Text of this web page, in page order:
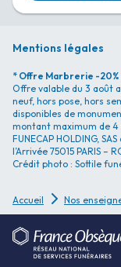
Mentions légales
* Offre Marbrerie -20%
Offre valable du 3 août
neuf, hors pose, hors
disponibles de
montant maximum de 4
FUNECAP HOLDING,
l’Arrivée 75015 PARIS –
Crédit photo : Sottile
Accueil Nos